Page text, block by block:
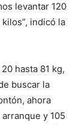
levantar 120
indicó la
hasta 81 kg,
buscar la
ahora
y 105